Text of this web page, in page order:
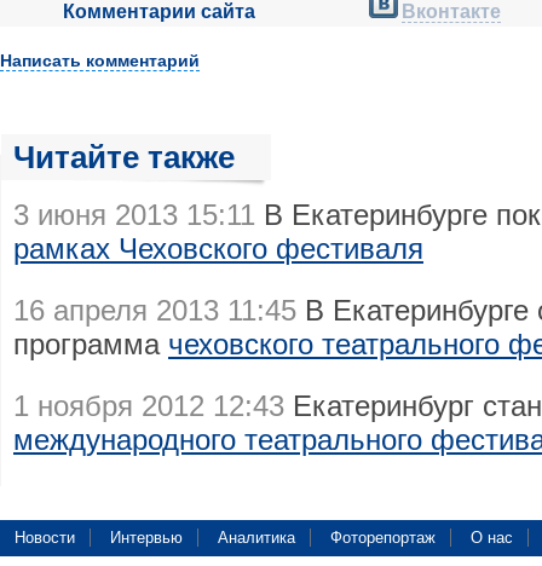
Комментарии сайта Вконтакте
Написать комментарий
Читайте также
3 июня 2013 15:11 В Екатеринбурге
рамках Чеховского фестиваля
16 апреля 2013 11:45 В Екатеринбурге
программа чеховского театрального
1 ноября 2012 12:43 Екатеринбург
международного театрального
Новости Интервью Аналитика Фоторепортаж О нас